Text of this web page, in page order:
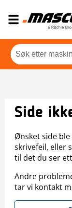
Side
Ønsket side ble
skrivefeil, eller
til det du ser
Andre
tar vi kontakt